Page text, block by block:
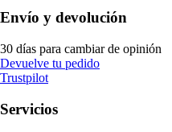
Envío y devolución
30 días para cambiar de opinión
Devuelve tu pedido
Trustpilot
Servicios